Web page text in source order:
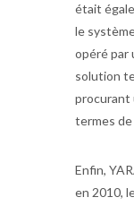
était
le
opéré par
solution
procurant
termes
Enfin,
en 2010,